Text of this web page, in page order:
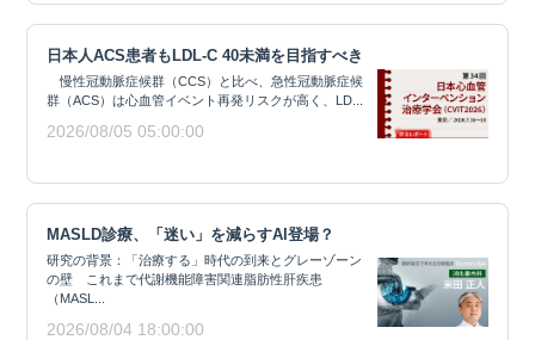
日本人ACS患者もLDL-C 40未満を目指すべき
慢性冠動脈症候群（CCS）と比べ、急性冠動脈症候
群（ACS）は心血管イベント再発リスクが高く、LD...
2026/08/05 05:00:00
MASLD診療、「迷い」を減らすAI登場？
研究の背景：「治療する」時代の到来とグレーゾーン
の壁 これまで代謝機能障害関連脂肪性肝疾患
（MASL...
2026/08/04 18:00:00